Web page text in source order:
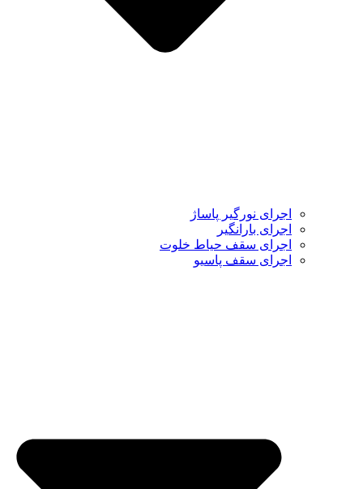
اجرای نورگیر پاساژ
اجرای بارانگیر
اجرای سقف حیاط خلوت
اجرای سقف پاسیو